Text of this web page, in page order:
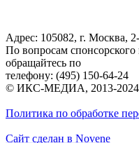
Адрес: 105082, г. Москва,
По вопросам спонсорского
обращайтесь по
телефону: (495) 150-64-24
© ИКС-МЕДИА, 2013-2024
Политика по обработке
Сайт сделан в Novene